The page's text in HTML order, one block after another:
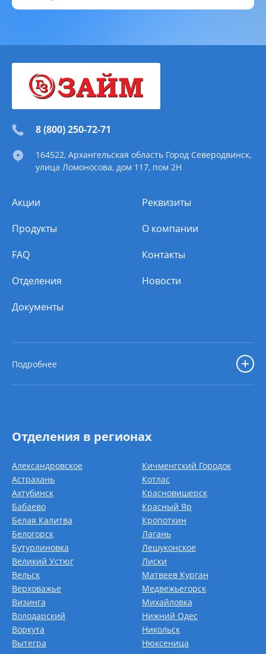
8 (800) 250-72-71
164522, Архангельская область Город Северодвинск,
улица Ломоносова, дом 117, пом 2Н
Акции
Продукты
FAQ
Отделения
Документы
Реквизиты
О компании
Контакты
Новости
Подробнее
Отделения в регионах
Александровское
Астрахань
Ахтубинск
Бабаево
Белая Калитва
Белогорск
Бутурлиновка
Великий Устюг
Вельск
Верховажье
Визинга
Володарский
Воркута
Вытегра
Кичменгский Городок
Котлас
Красновишерск
Красный Яр
Кропоткин
Лагань
Лешуконское
Лиски
Матвеев Курган
Медвежьегорск
Михайловка
Нижний Одес
Никольск
Нюксеница